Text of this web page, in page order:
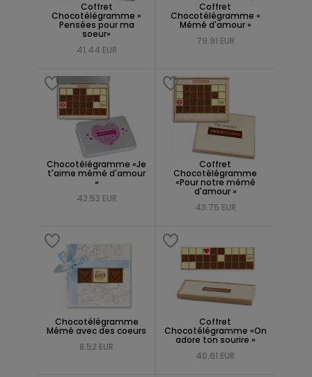
Coffret
Chocotélégramme «
Pensées pour ma
soeur»
41.44 EUR
Coffret
Chocotélégramme «
Mémé d'amour »
79.91 EUR
Chocotélégramme «Je
t'aime mémé d'amour
»
42.53 EUR
Coffret
Chocotélégramme
«Pour notre mémé
d'amour »
43.75 EUR
Chocotélégramme
Mémé avec des coeurs
8.52 EUR
Coffret
Chocotélégramme «On
adore ton sourire »
40.61 EUR